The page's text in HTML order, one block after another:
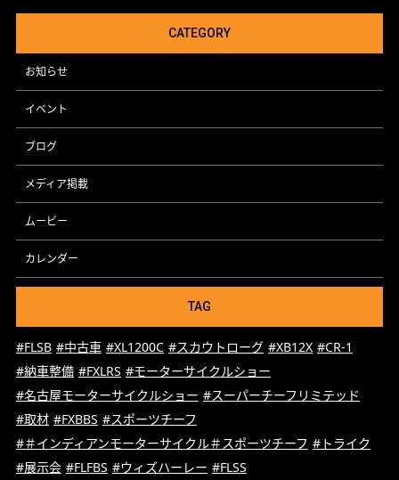
CATEGORY
お知らせ
イベント
ブログ
メディア掲載
ムービー
カレンダー
TAG
#FLSB #中古車 #XL1200C #スカウトローグ #XB12X #CR-1
#納車整備 #FXLRS #モーターサイクルショー
#名古屋モーターサイクルショー #スーパーチーフリミテッド
#取材 #FXBBS #スポーツチーフ
#＃インディアンモーターサイクル＃スポーツチーフ #トライク
#展示会 #FLFBS #ウィズハーレー #FLSS